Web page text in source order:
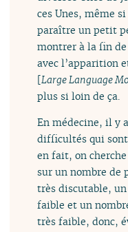
ces Unes, même
paraître un petit
montrer à la fin
avec l’apparition
[Large Language
plus si loin de ça.
En médecine, il y
difficultés qui sont
en fait, on
sur un nombre de
très discutable,
faible et un
très faible, donc,